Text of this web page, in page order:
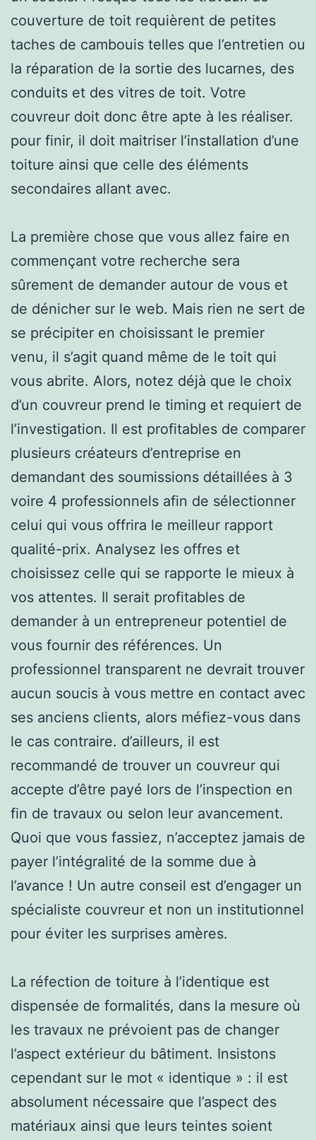
couverture de toit requièrent de petites
taches de cambouis telles que l’entretien ou
la réparation de la sortie des lucarnes, des
conduits et des vitres de toit. Votre
couvreur doit donc être apte à les réaliser.
pour finir, il doit maitriser l’installation d’une
toiture ainsi que celle des éléments
secondaires allant avec.
La première chose que vous allez faire en
commençant votre recherche sera
sûrement de demander autour de vous et
de dénicher sur le web. Mais rien ne sert de
se précipiter en choisissant le premier
venu, il s’agit quand même de le toit qui
vous abrite. Alors, notez déjà que le choix
d’un couvreur prend le timing et requiert de
l’investigation. Il est profitables de comparer
plusieurs créateurs d’entreprise en
demandant des soumissions détaillées à 3
voire 4 professionnels afin de sélectionner
celui qui vous offrira le meilleur rapport
qualité-prix. Analysez les offres et
choisissez celle qui se rapporte le mieux à
vos attentes. Il serait profitables de
demander à un entrepreneur potentiel de
vous fournir des références. Un
professionnel transparent ne devrait trouver
aucun soucis à vous mettre en contact avec
ses anciens clients, alors méfiez-vous dans
le cas contraire. d’ailleurs, il est
recommandé de trouver un couvreur qui
accepte d’être payé lors de l’inspection en
fin de travaux ou selon leur avancement.
Quoi que vous fassiez, n’acceptez jamais de
payer l’intégralité de la somme due à
l’avance ! Un autre conseil est d’engager un
spécialiste couvreur et non un institutionnel
pour éviter les surprises amères.
La réfection de toiture à l’identique est
dispensée de formalités, dans la mesure où
les travaux ne prévoient pas de changer
l’aspect extérieur du bâtiment. Insistons
cependant sur le mot « identique » : il est
absolument nécessaire que l’aspect des
matériaux ainsi que leurs teintes soient